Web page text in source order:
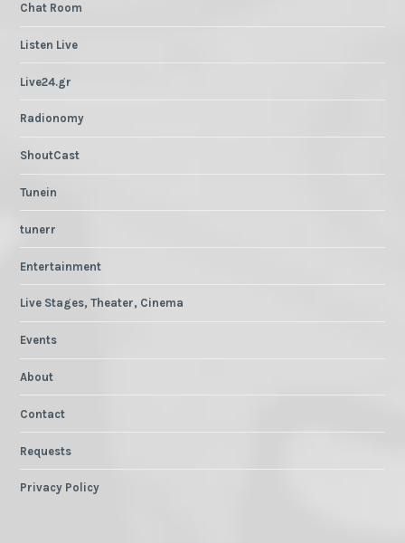
Chat Room
Listen Live
Live24.gr
Radionomy
ShoutCast
Tunein
tunerr
Entertainment
Live Stages, Theater, Cinema
Events
About
Contact
Requests
Privacy Policy